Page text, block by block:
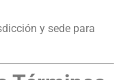
y sede para